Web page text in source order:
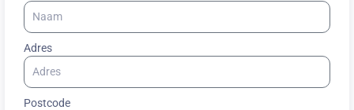
Adres
Postcode